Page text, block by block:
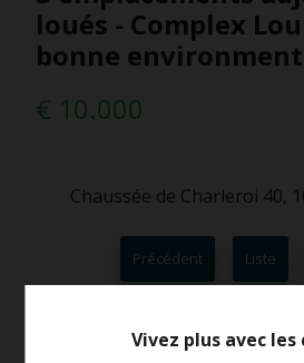
Vivez plus avec les
loués - Complex
bonne
€ 10.000
Chaussée de Charleroi 40,
Précédent Liste